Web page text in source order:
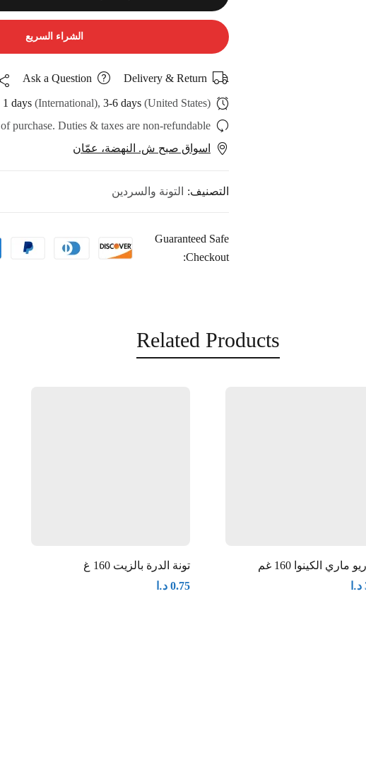
الشراء السريع
Delivery & Return
Ask a Question
1 days (International), 3-6 days (United States)
of purchase. Duties & taxes are non-refundable.
اسواق صبح ش. النهضة، عمّان
التصنيف: التونة والسردين
Guaranteed Safe
Checkout:
Related Products
ماري الكينوا 160 غم
د.ا
تونة الدرة بالزيت 160 غ
0.75 د.ا